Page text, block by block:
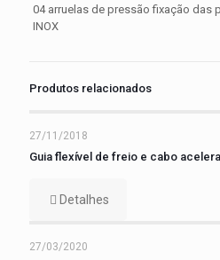
04 arruelas de pressão fixação das
INOX
Produtos relacionados
27/11/2018
Guia flexível de freio e cabo
Detalhes
27/03/2020